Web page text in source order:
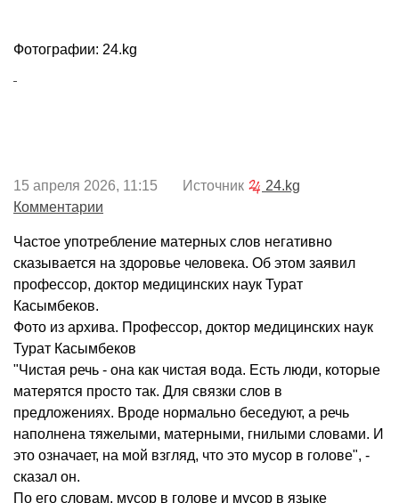
Фотографии: 24.kg
15 апреля 2026, 11:15 Источник
24.kg
Комментарии
Частое употребление матерных слов негативно
сказывается на здоровье человека. Об этом заявил
профессор, доктор медицинских наук Турат
Касымбеков.
Фото из архива. Профессор, доктор медицинских наук
Турат Касымбеков
"Чистая речь - она как чистая вода. Есть люди, которые
матерятся просто так. Для связки слов в
предложениях. Вроде нормально беседуют, а речь
наполнена тяжелыми, матерными, гнилыми словами. И
это означает, на мой взгляд, что это мусор в голове", -
сказал он.
По его словам, мусор в голове и мусор в языке